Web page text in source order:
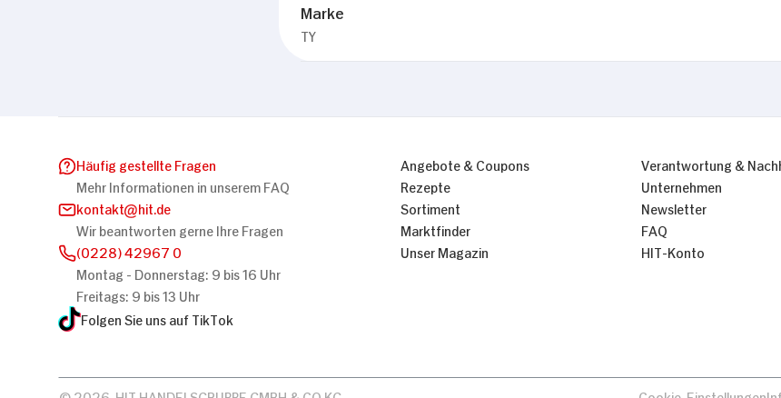
Marke
TY
Häufig gestellte Fragen
Mehr Informationen in unserem FAQ
kontakt
hit.de
Wir beantworten gerne Ihre Fragen
(0228) 42967 0
Montag - Donnerstag: 9 bis 16 Uhr
Freitags: 9 bis 13 Uhr
Folgen Sie uns auf TikTok
Angebote & Coupons
Rezepte
Sortiment
Marktfinder
Unser Magazin
Verantwortung &
Unternehmen
Newsletter
FAQ
HIT-Konto